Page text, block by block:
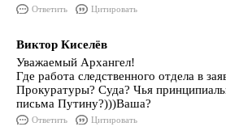
Ответить Цитировать
Виктор Киселёв
Уважаемый Архангел!
Где работа следственного отдела в
Прокуратуры? Суда? Чья
письма Путину?)))Ваша?
Ответить Цитировать